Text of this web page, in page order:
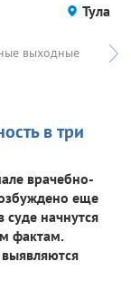
Тула
выходные
в три
врачебно-
еще
начнутся
фактам.